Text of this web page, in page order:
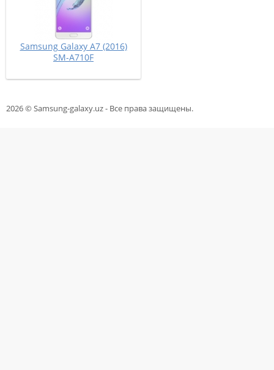
Samsung Galaxy A7 (2016)
SM-A710F
2026 © Samsung-galaxy.uz - Все права защищены.